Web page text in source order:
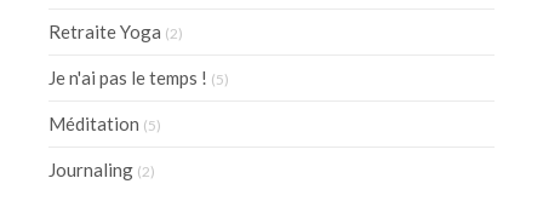
Retraite Yoga (2)
Je n'ai pas le temps ! (5)
Méditation (5)
Journaling (2)